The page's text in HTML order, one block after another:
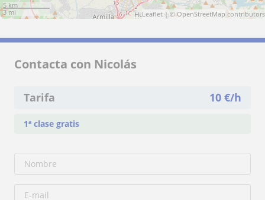
5 km
3 mi
Leaflet| © OpenStreetMap contributors
Contacta con Nicolás
Tarifa 10 €/h
1ª clase gratis